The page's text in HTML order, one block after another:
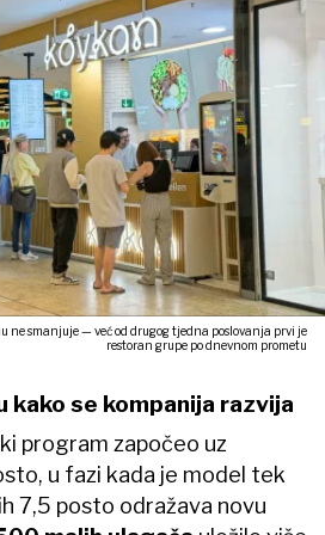
ne smanjuje — već od drugog tjedna poslovanja prvi je
restoran grupe po dnevnom prometu
kako se kompanija razvija
program započeo uz
u fazi kada je model tek
7,5 posto odražava novu